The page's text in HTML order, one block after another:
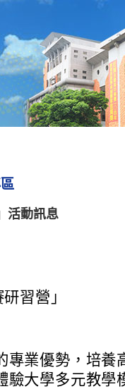
活動訊息
習營」
專業優勢，培養
驗大學多元教學